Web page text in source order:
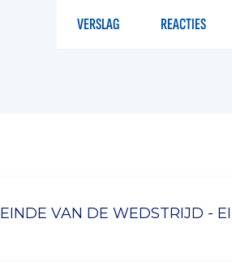
VERSLAG REACTIES
EINDE VAN DE WEDSTRIJD -